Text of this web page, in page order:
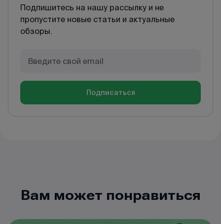
Подпишитесь на нашу рассылку и не
пропустите новые статьи и актуальные
обзоры.
Подписаться
Вам может понравиться